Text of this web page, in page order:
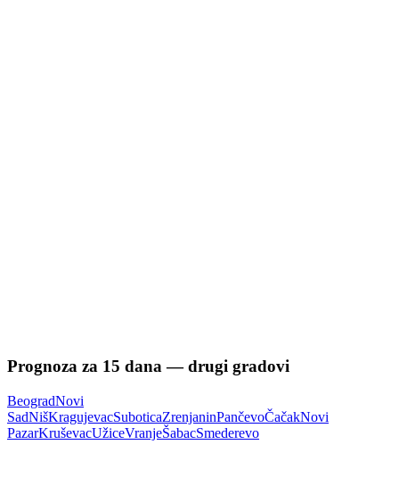
Prognoza za 15 dana — drugi gradovi
BeogradNovi
SadNišKragujevacSuboticaZrenjaninPančevoČačakNovi
PazarKruševacUžiceVranjeŠabacSmederevo